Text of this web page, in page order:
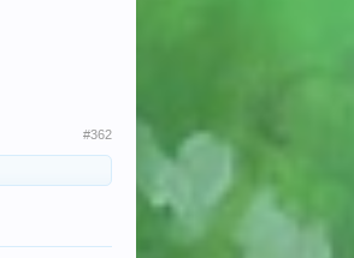
#362